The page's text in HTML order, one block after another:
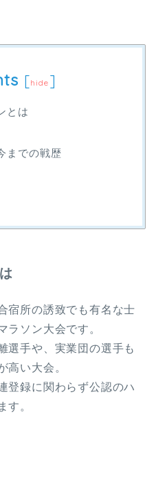
[hide ]
とは
までの戦歴
宿所の誘致でも有名な士
ラソン大会です。
選手や、実業団の選手も
高い大会。
登録に関わらず公認のハ
す。